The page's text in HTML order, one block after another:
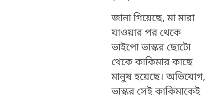
জানা গিয়েছে, মা মারা
যাওয়ার পর থেকে
ভাইপো ভাস্কর ছোটো
থেকে কাকিমার কাছে
মানুষ হয়েছে। অভিযোগ,
ভাস্কর সেই কাকিমাকেই